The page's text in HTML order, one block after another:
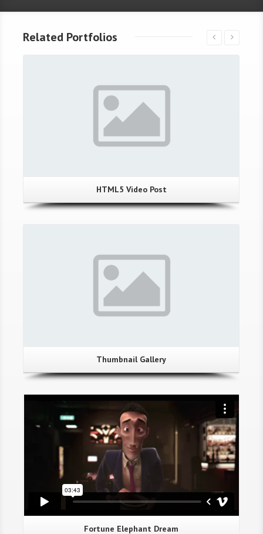
Related Portfolios
HTML5 Video Post
Thumbnail Gallery
Fortune Elephant Dream